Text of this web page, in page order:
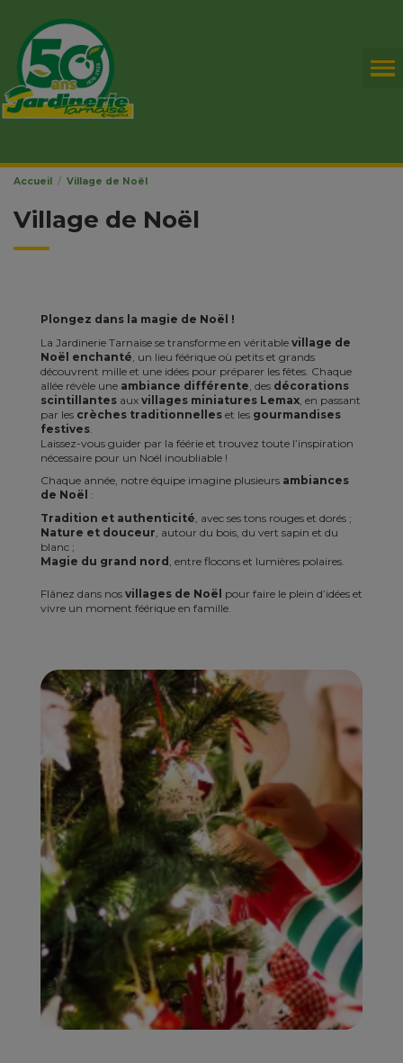
Accueil Village de Noël
Village de Noël
Plongez dans la magie de Noël !
La Jardinerie Tarnaise se transforme en véritable village de
Noël enchanté , un lieu féérique où petits et grands
découvrent mille et une idées pour préparer les fêtes. Chaque
allée révèle une ambiance différente , des décorations
scintillantes aux villages miniatures Lemax , en passant
par les crèches traditionnelles et les gourmandises
festives
Laissez-vous guider par la féérie et trouvez toute l’inspiration
nécessaire pour un Noël inoubliable !
Chaque année, notre équipe imagine plusieurs ambiances
de Noël :
Tradition et authenticité , avec ses tons rouges et dorés ;
Nature et douceur , autour du bois, du vert sapin et du
blanc ;
Magie du grand nord , entre flocons et lumières polaires.
Flânez dans nos villages de Noël pour faire le plein d’idées et
vivre un moment féérique en famille.